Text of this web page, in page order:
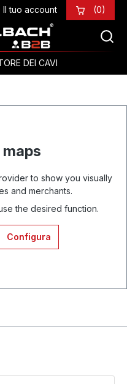
Il tuo account (0)
DEI CAVI
to show you visually
and merchants.
the desired function.
Configura